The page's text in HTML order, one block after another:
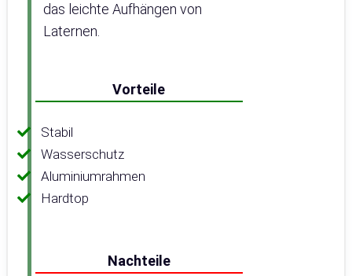
das leichte Aufhängen von
Laternen.
Vorteile
Stabil
Wasserschutz
Aluminiumrahmen
Hardtop
Nachteile